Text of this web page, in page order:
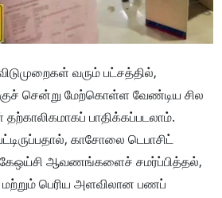
வரும் பட்சத்தில்,
சென்று மேற்கொள்ள வேண்டிய சில
பாதிக்கப்படலாம்.
காசோலை டெபாசிட்
கேஒய்சி ஆவணங்களைச் சமர்ப்பித்தல்,
பெரிய அளவிலான பணப்